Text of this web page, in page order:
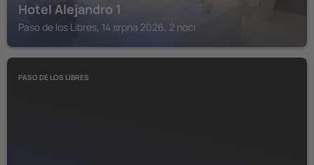
Hotel Alejandro 1
Paso de los Libres, 14 srpna 2026, 2 noci
PASO DE LOS LIBRES